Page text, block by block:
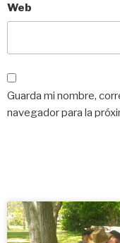
Web
Guarda mi nombre,
navegador para la